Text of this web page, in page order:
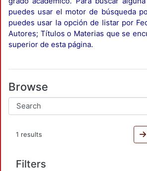
puedes usar el motor de búsqueda
puedes usar la opción de listar por
Autores; Títulos o Materias que se
superior de esta página.
Browse
1 results
Filters